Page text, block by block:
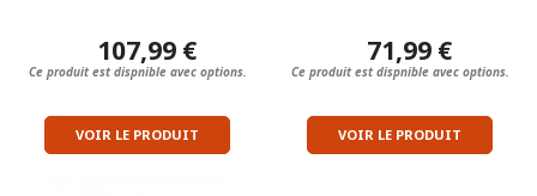
107,99 €
Ce produit est dispnible avec options.
VOIR LE PRODUIT
71,99 €
Ce produit est dispnible avec options.
VOIR LE PRODUIT